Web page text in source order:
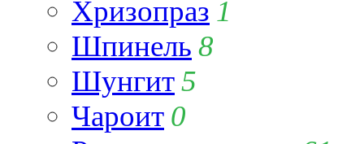
Хризопраз 1
Шпинель 8
Шунгит5
Чароит 0